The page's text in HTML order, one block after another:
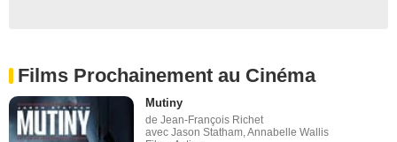
Films Prochainement au Cinéma
Mutiny
de Jean-François Richet
avec Jason Statham, Annabelle Wallis